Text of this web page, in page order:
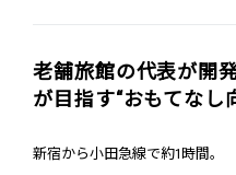
老舗旅館の代表が開
が目指す“おもてなし
新宿から小田急線で約1時間。